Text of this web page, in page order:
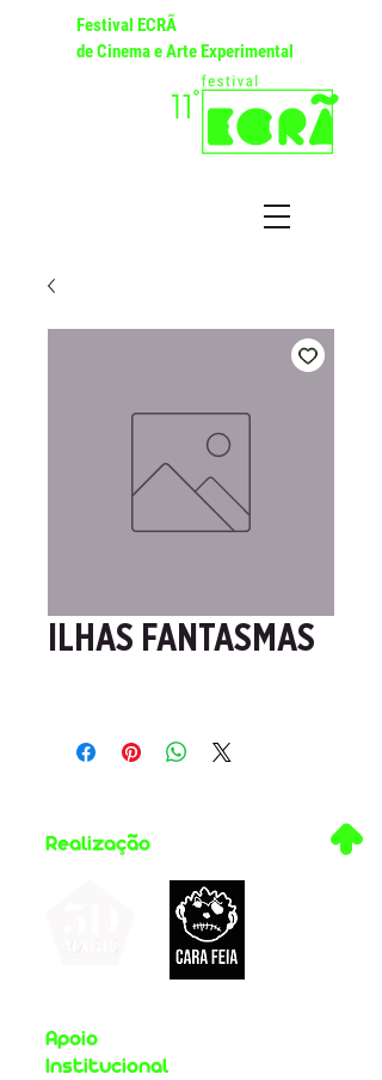
Festival ECRÃ
de Cinema e Arte Experimental
ILHAS FANTASMAS
Realização .
Apoio
Institucional